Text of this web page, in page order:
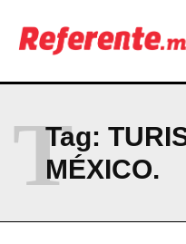
ABOUT
NEWSLETTER
Tag:
MÉXICO.
T